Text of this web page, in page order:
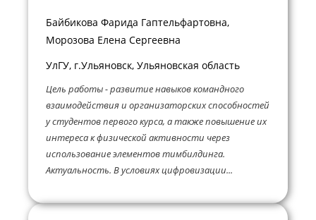
Байбикова Фарида Гаптельфартовна,
Морозова Елена Сергеевна
УлГУ, г.Ульяновск, Ульяновская область
Цель работы - развитие навыков командного
взаимодействия и организаторских способностей
у студентов первого курса, а также повышение их
интереса к физической активности через
использование элементов тимбилдинга.
Актуальность. В условиях цифровизации...